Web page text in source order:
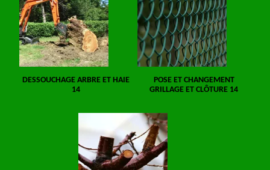
DESSOUCHAGE ARBRE ET HAIE
14
POSE ET CHANGEMENT
GRILLAGE ET CLÔTURE 14